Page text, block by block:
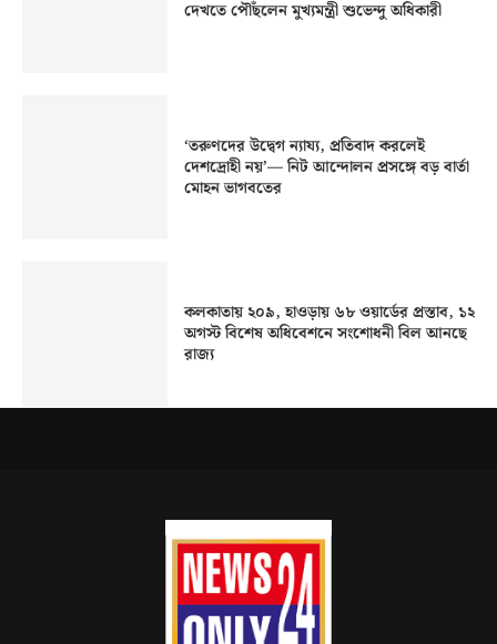
দেখতে পৌঁছলেন মুখ্যমন্ত্রী শুভেন্দু অধিকারী
‘তরুণদের উদ্বেগ ন্যায্য, প্রতিবাদ করলেই
দেশদ্রোহী নয়’— নিট আন্দোলন প্রসঙ্গে বড় বার্তা
মোহন ভাগবতের
কলকাতায় ২০৯, হাওড়ায় ৬৮ ওয়ার্ডের প্রস্তাব, ১২
অগস্ট বিশেষ অধিবেশনে সংশোধনী বিল আনছে
রাজ্য